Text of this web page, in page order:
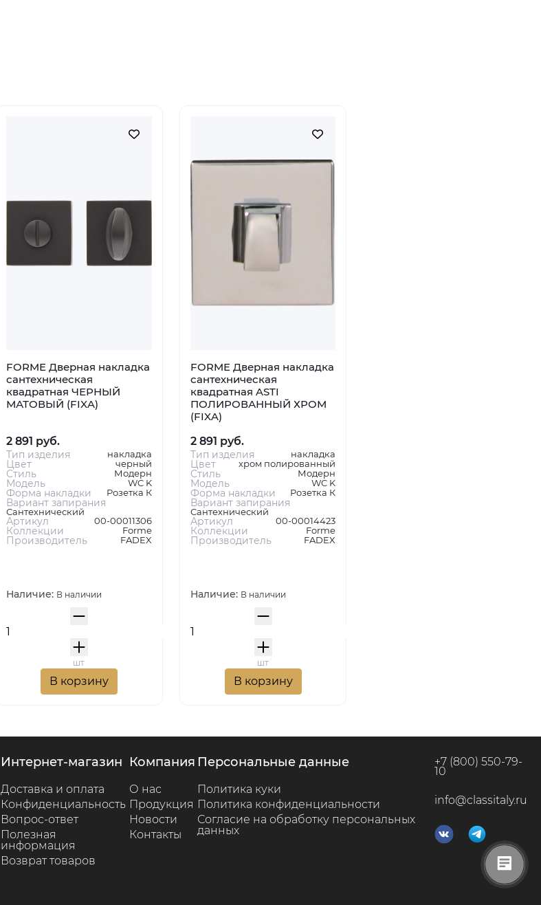
FORME Дверная накладка
сантехническая
квадратная ЧЕРНЫЙ
МАТОВЫЙ (FIXA)
2 891 руб.
Тип изделия накладка
Цвет черный
Стиль Модерн
Модель WC K
Форма накладки Розетка К
Вариант запирания
Сантехнический
Артикул 00-00011306
Коллекции Forme
Производитель FADEX
Наличие: В наличии
шт
В корзину
FORME Дверная накладка
сантехническая
квадратная ASTI
ПОЛИРОВАННЫЙ ХРОМ
(FIXA)
2 891 руб.
Тип изделия накладка
Цвет хром полированный
Стиль Модерн
Модель WC K
Форма накладки Розетка К
Вариант запирания
Сантехнический
Артикул 00-00014423
Коллекции Forme
Производитель FADEX
Наличие: В наличии
шт
В корзину
интернет-магазин
Доставка и оплата
Конфиденциальность
Вопрос-ответ
Полезная
информация
Возврат товаров
компания
О нас
Продукция
Новости
Контакты
персональные данные
Политика куки
Политика конфиденциальности
Согласие на обработку персональных
данных
+7 (800) 550-79-
10
info@classitaly.ru